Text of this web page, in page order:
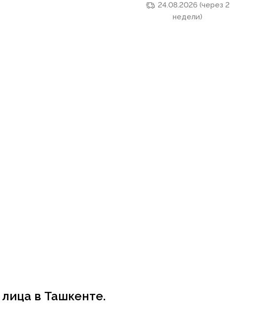
24.08.2026 (через 2
недели)
в Ташкенте.